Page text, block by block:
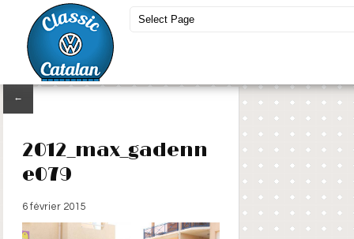
←
2012_max_gadenn
e079
6 février 2015